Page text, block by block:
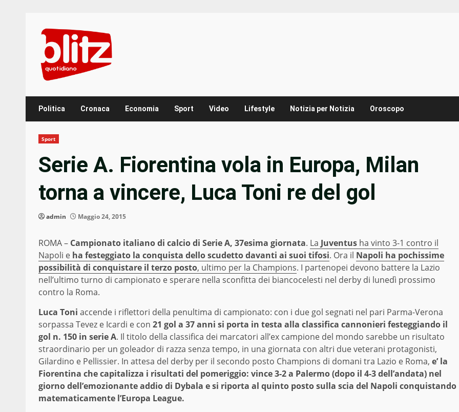
content
Politica Cronaca Economia Sport Video Lifestyle Notizia per Notizia Oroscopo
Sport
Serie A. Fiorentina vola in Europa, Milan
torna a vincere, Luca Toni re del gol
admin Maggio 24, 2015
ROMA – Campionato italiano di calcio di Serie A, 37esima giornata. La Juventus ha vinto 3-1 contro il
Napoli e ha festeggiato la conquista dello scudetto davanti ai suoi tifosi. Ora il Napoli ha pochissime
possibilità di conquistare il terzo posto, ultimo per la Champions. I partenopei devono battere la Lazio
nell’ultimo turno di campionato e sperare nella sconfitta dei biancocelesti nel derby di lunedì prossimo
contro la Roma.
Luca Toni accende i riflettori della penultima di campionato: con i due gol segnati nel pari Parma-Verona
sorpassa Tevez e Icardi e con 21 gol a 37 anni si porta in testa alla classifica cannonieri festeggiando il
gol n. 150 in serie A. Il titolo della classifica dei marcatori all’ex campione del mondo sarebbe un risultato
straordinario per un goleador di razza senza tempo, in una giornata con altri due veterani protagonisti,
Gilardino e Pellissier. In attesa del derby per il secondo posto Champions di domani tra Lazio e Roma, e’ la
Fiorentina che capitalizza i risultati del pomeriggio: vince 3-2 a Palermo (dopo il 4-3 dell’andata) nel
giorno dell’emozionante addio di Dybala e si riporta al quinto posto sulla scia del Napoli conquistando
matematicamente l’Europa League.